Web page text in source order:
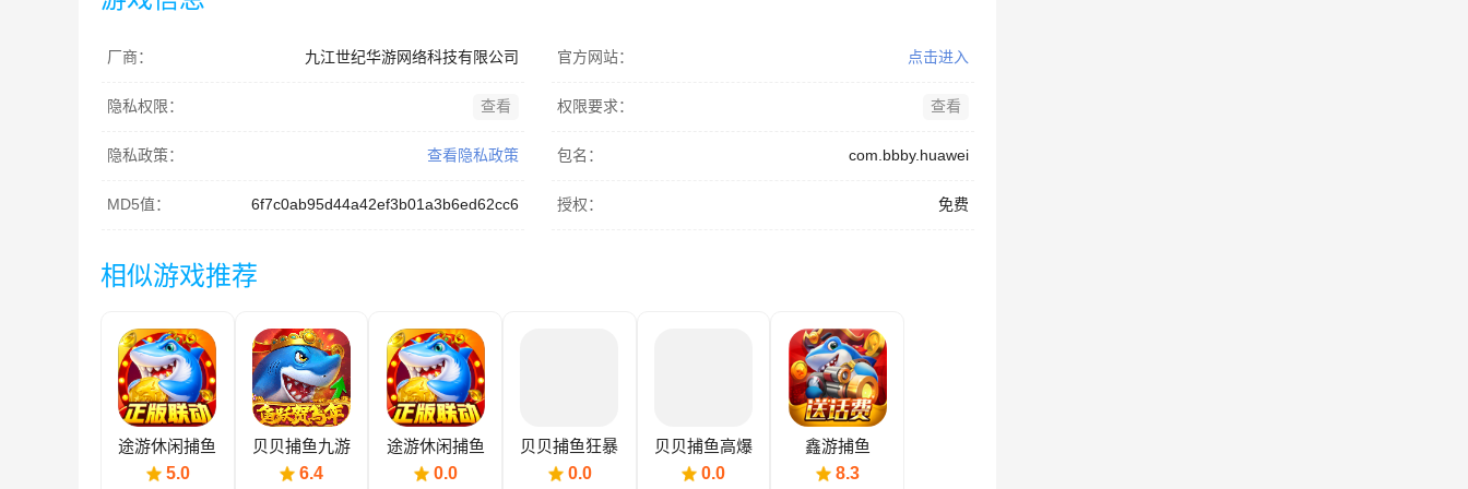
厂商： 九江世纪华游网络科技有限公司 官方网站： 点击进入
隐私权限： 查看 权限要求： 查看
隐私政策： 查看隐私政策 包名： com.bbby.huawei
MD5值： 6f7c0ab95d44a42ef3b01a3b6ed62cc6 授权： 免费
相似游戏推荐
途游休闲捕鱼
5.0
贝贝捕鱼九游
版本
6.4
途游休闲捕鱼
(巳蛇来袭)
0.0
贝贝捕鱼狂暴
版0.0
贝贝捕鱼高爆
版0.0
鑫游捕鱼
8.3